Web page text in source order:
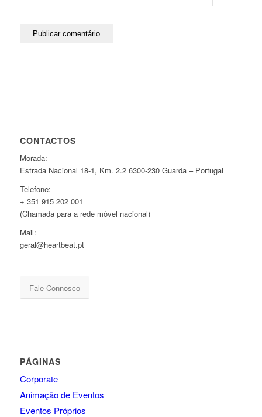
CONTACTOS
Morada:
Estrada Nacional 18-1, Km. 2.2 6300-230 Guarda – Portugal
Telefone:
+ 351 915 202 001
(Chamada para a rede móvel nacional)
Mail:
geral@heartbeat.pt
Fale Connosco
PÁGINAS
Corporate
Animação de Eventos
Eventos Próprios